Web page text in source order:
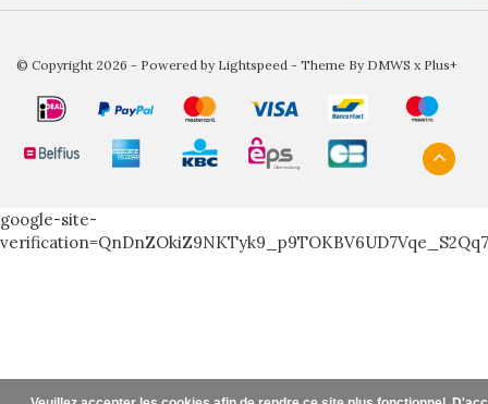
© Copyright 2026 - Powered by Lightspeed - Theme By DMWS x Plus+
google-site-